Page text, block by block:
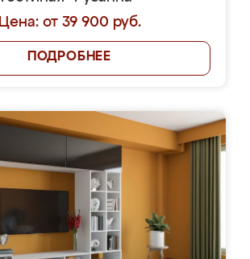
Цена: от 39 900 руб.
ПОДРОБНЕЕ